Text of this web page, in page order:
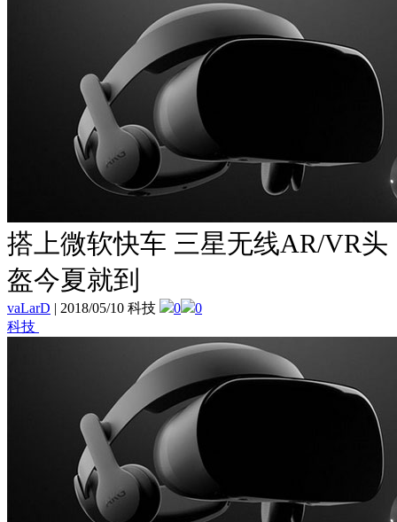
搭上微软快车 三星无线AR/VR头
盔今夏就到
vaLarD | 2018/05/10 科技 0
0
科技